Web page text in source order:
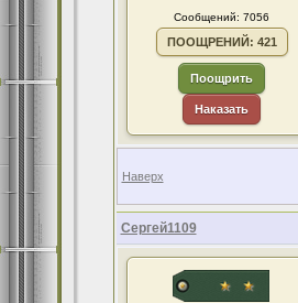
Сообщений: 7056
ПООЩРЕНИЙ: 421
Поощрить
Наказать
Наверх
Сергей1109